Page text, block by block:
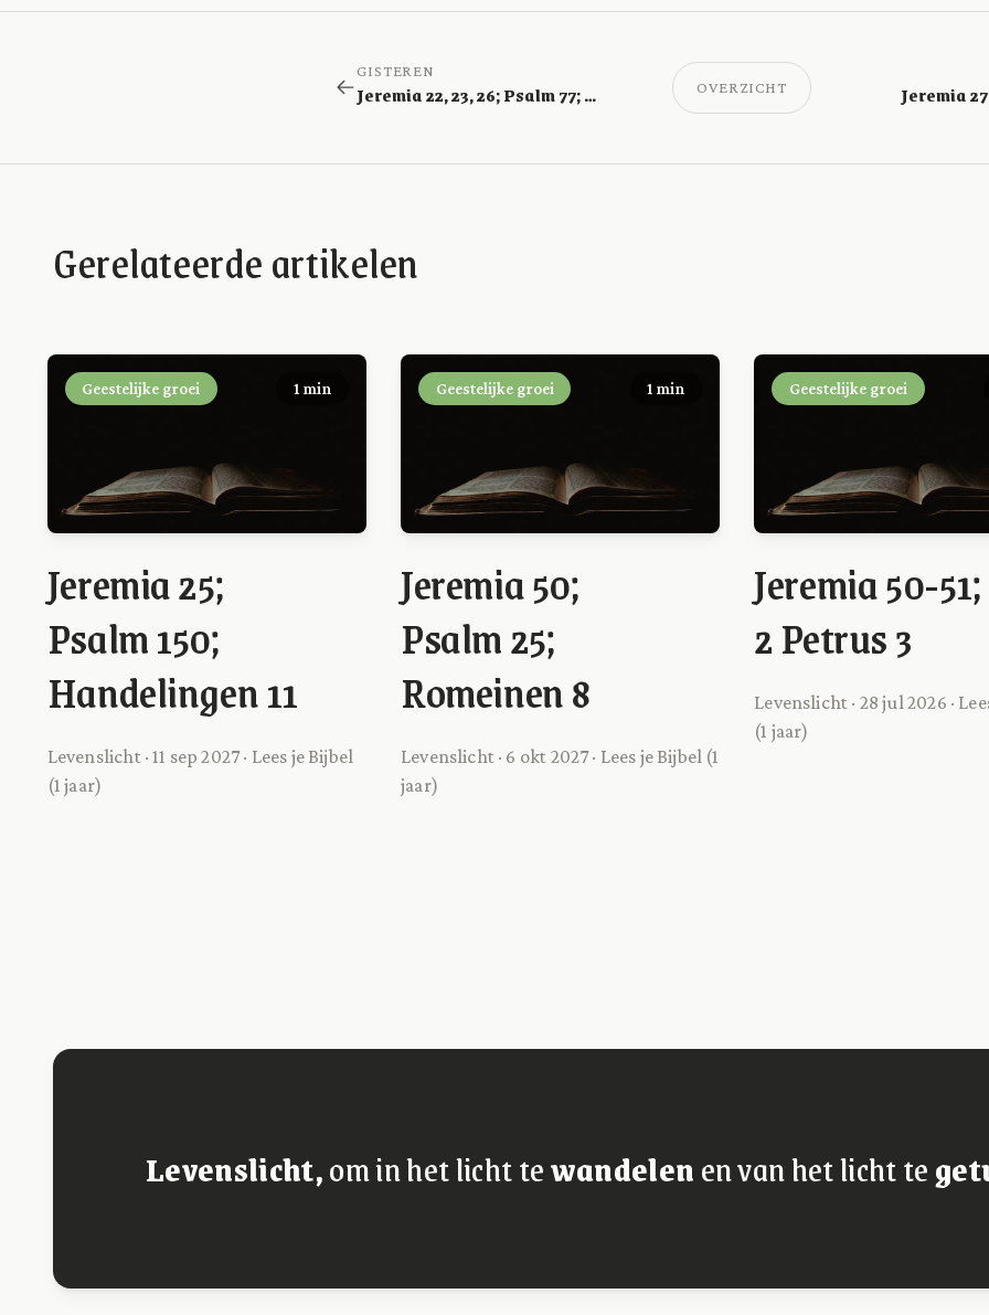
GISTEREN
Jeremia 22, 23, 26; Psalm 77; Jakobus 2 OVERZICHT Jeremia
Gerelateerde artikelen
Geestelijke groei 1 min
Jeremia 25;
Psalm 150;
Handelingen 11
Levenslicht · 11 sep 2027 · Lees je Bijbel
(1 jaar)
Geestelijke groei 1 min
Jeremia 50;
Psalm 25;
Romeinen 8
Levenslicht · 6 okt 2027 · Lees je Bijbel (1
jaar)
Geestelijke groei
Jeremia 50-51;
2 Petrus 3
Levenslicht · 28 jul 2026 ·
(1 jaar)
Levenslicht,om in het licht tewandelenen van het licht te